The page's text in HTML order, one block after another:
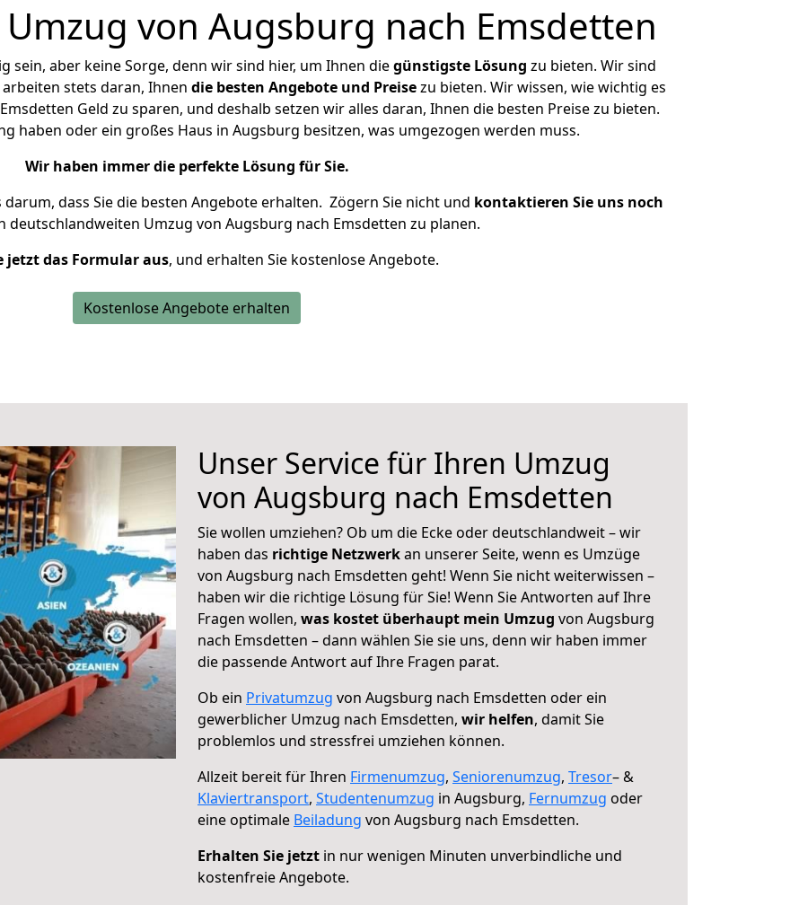
von Augsburg nach Emsdetten
aber keine Sorge, denn wir sind hier, um Ihnen diegünstigste Lösung zu bieten. Wir sind
stets daran, Ihnen die besten Angebote und Preisezu bieten. Wir wissen, wie wichtig es
Geld zu sparen, und deshalb setzen wir alles daran, Ihnen die besten Preise zu bieten.
haben oder ein großes Haus in Augsburg besitzen, was umgezogen werden muss.
Wir haben immer die perfekte Lösung für Sie.
dass Sie die besten Angebote erhalten. Zögern Sie nicht und kontaktieren Sie uns noch
deutschlandweiten Umzug von Augsburg nach Emsdetten zu planen.
jetzt das Formular aus, und erhalten Sie kostenlose Angebote.
Kostenlose Angebote erhalten
Unser Service für Ihren Umzug
von Augsburg nach Emsdetten
Sie wollen umziehen? Ob um die Ecke oder deutschlandweit – wir
haben das richtige Netzwerkan unserer Seite, wenn es Umzüge
von Augsburg nach Emsdetten geht! Wenn Sie nicht weiterwissen –
haben wir die richtige Lösung für Sie! Wenn Sie Antworten auf Ihre
Fragen wollen, was kostet überhaupt mein Umzug von Augsburg
nach Emsdetten – dann wählen Sie sie uns, denn wir haben immer
die passende Antwort auf Ihre Fragen parat.
Ob ein Privatumzug von Augsburg nach Emsdetten oder ein
gewerblicher Umzug nach Emsdetten, wir helfen, damit Sie
problemlos und stressfrei umziehen können.
Allzeit bereit für Ihren Firmenumzug, Seniorenumzug, Tresor– &
Klaviertransport, Studentenumzug in Augsburg, Fernumzug oder
eine optimale Beiladung von Augsburg nach Emsdetten.
Erhalten Sie jetzt in nur wenigen Minuten unverbindliche und
kostenfreie Angebote.